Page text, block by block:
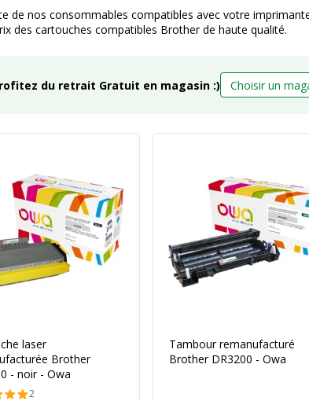
de nos consommables compatibles avec votre
des cartouches compatibles Brother de haute qualité.
du retrait Gratuit en magasin :) Choisir un
laser
Brother
- noir - Owa
2
Tambour remanufacturé
Brother DR3200 - Owa